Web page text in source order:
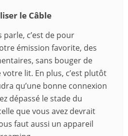
le Câble
parle, c’est de pour
émission favorite, des
sans bouger de
lit. En plus, c’est plutôt
qu’une bonne connexion
dépassé le stade du
que vous avez devrait
faut aussi un appareil